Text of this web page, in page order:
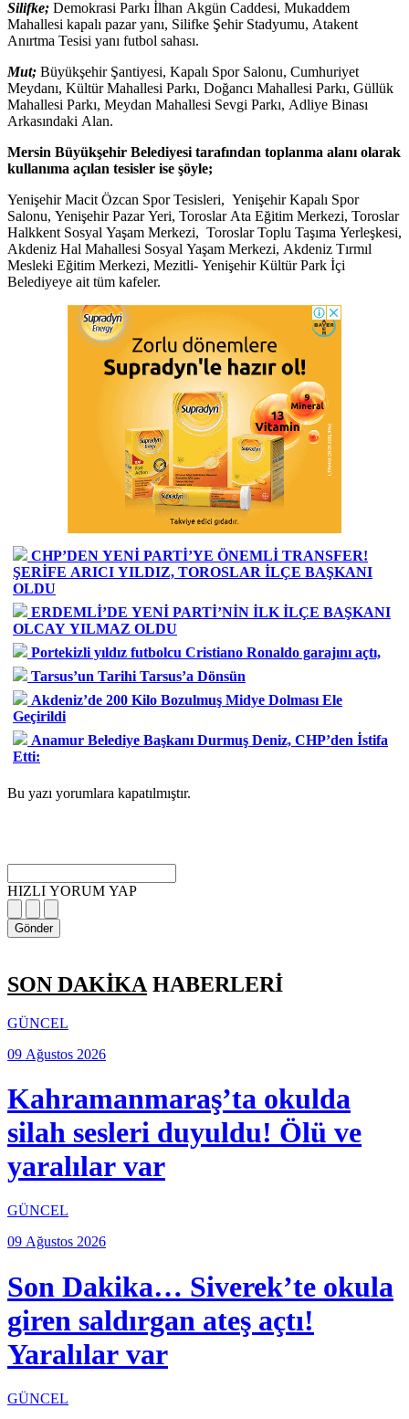
Silifke; Demokrasi Parkı İlhan Akgün Caddesi, Mukaddem
Mahallesi kapalı pazar yanı, Silifke Şehir Stadyumu, Atakent
Anırtma Tesisi yanı futbol sahası.
Mut; Büyükşehir Şantiyesi, Kapalı Spor Salonu, Cumhuriyet
Meydanı, Kültür Mahallesi Parkı, Doğancı Mahallesi Parkı, Güllük
Mahallesi Parkı, Meydan Mahallesi Sevgi Parkı, Adliye Binası
Arkasındaki Alan.
Mersin Büyükşehir Belediyesi tarafından toplanma alanı olarak
kullanıma açılan tesisler ise şöyle;
Yenişehir Macit Özcan Spor Tesisleri, Yenişehir Kapalı Spor
Salonu, Yenişehir Pazar Yeri, Toroslar Ata Eğitim Merkezi, Toroslar
Halkkent Sosyal Yaşam Merkezi, Toroslar Toplu Taşıma Yerleşkesi,
Akdeniz Hal Mahallesi Sosyal Yaşam Merkezi, Akdeniz Tırmıl
Mesleki Eğitim Merkezi, Mezitli- Yenişehir Kültür Park İçi
Belediyeye ait tüm kafeler.
CHP’DEN YENİ PARTİ’YE ÖNEMLİ TRANSFER!
ŞERİFE ARICI YILDIZ, TOROSLAR İLÇE BAŞKANI
OLDU
ERDEMLİ’DE YENİ PARTİ’NİN İLK İLÇE BAŞKANI
OLCAY YILMAZ OLDU
Portekizli yıldız futbolcu Cristiano Ronaldo garajını açtı,
Tarsus’un Tarihi Tarsus’a Dönsün
Akdeniz’de 200 Kilo Bozulmuş Midye Dolması Ele
Geçirildi
Anamur Belediye Başkanı Durmuş Deniz, CHP’den İstifa
Etti:
Bu yazı yorumlara kapatılmıştır.
HIZLI YORUM YAP
Gönder
SON DAKİKA HABERLERİ
GÜNCEL
09 Ağustos 2026
Kahramanmaraş’ta okulda
silah sesleri duyuldu! Ölü ve
yaralılar var
GÜNCEL
09 Ağustos 2026
Son Dakika… Siverek’te okula
giren saldırgan ateş açtı!
Yaralılar var
GÜNCEL